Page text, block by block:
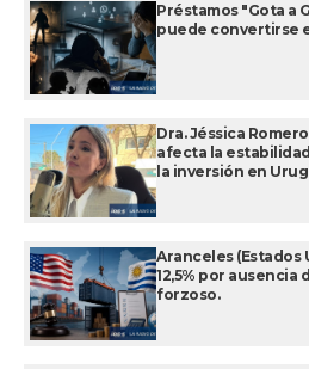
Préstamos "Gota a
puede convertirse
Dra. Jéssica
afecta la
la inversión en
Aranceles (Estados
12,5% por ausencia
forzoso.